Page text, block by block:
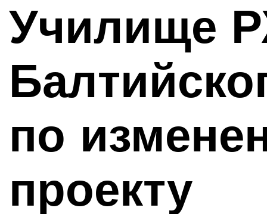
Училище
по
проекту